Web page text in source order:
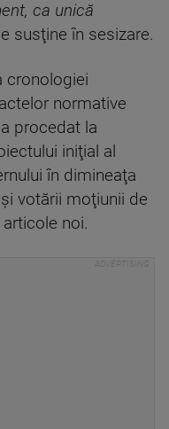
ca unică
susţine în sesizare.
cronologiei
normative
procedat la
iniţial al
în dimineaţa
votării moţiunii de
noi.